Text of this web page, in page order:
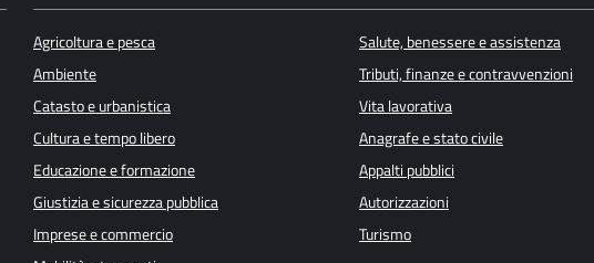
Agricoltura e pesca
Ambiente
Catasto e urbanistica
Cultura e tempo libero
Educazione e formazione
Giustizia e sicurezza pubblica
Imprese e commercio
Salute, benessere e assistenza
Tributi, finanze e contravvenzioni
Vita lavorativa
Anagrafe e stato civile
Appalti pubblici
Autorizzazioni
Turismo